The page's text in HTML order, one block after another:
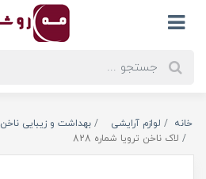
خانه لوازم آرایشی بهداشت و زیبایی ناخن
لاک ناخن ترویا شماره 828